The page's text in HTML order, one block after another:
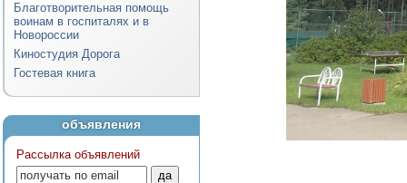
Благотворительная помощь
воинам в госпиталях и в
Новороссии
Киностудия Дорога
Гостевая книга
объявления
Рассылка объявлений